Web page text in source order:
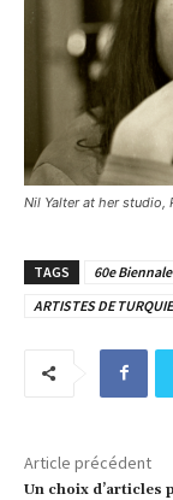
Nil Yalter at her studio,
TAGS 60e
ARTISTES DE
Article précédent
Un choix d’articles